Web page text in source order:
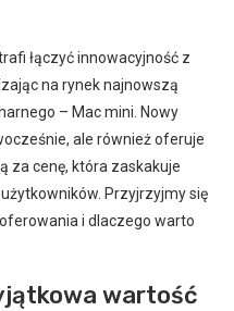
łączyć innowacyjność z
na rynek najnowszą
– Mac mini. Nowy
ale również oferuje
za cenę, która zaskakuje
Przyjrzyjmy się
i dlaczego warto
wartość